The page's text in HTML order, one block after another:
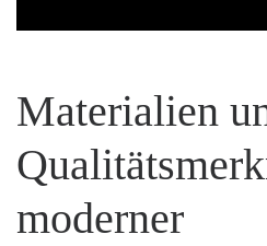
Materialien
moderner